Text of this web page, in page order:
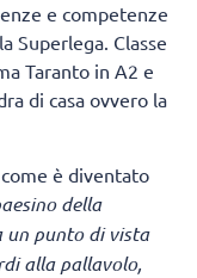
e competenze
Superlega. Classe
Taranto in A2 e
di casa ovvero la
è diventato
della
un punto di vista
alla pallavolo,